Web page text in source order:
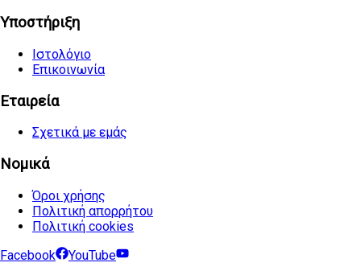
Υποστήριξη
Ιστολόγιο
Επικοινωνία
Εταιρεία
Σχετικά με εμάς
Νομικά
Όροι χρήσης
Πολιτική απορρήτου
Πολιτική cookies
Facebook
YouTube